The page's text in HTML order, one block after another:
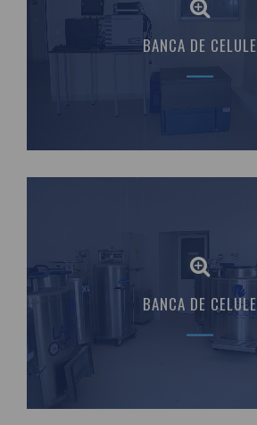
BANCA DE CELULE
BANCA DE CELULE